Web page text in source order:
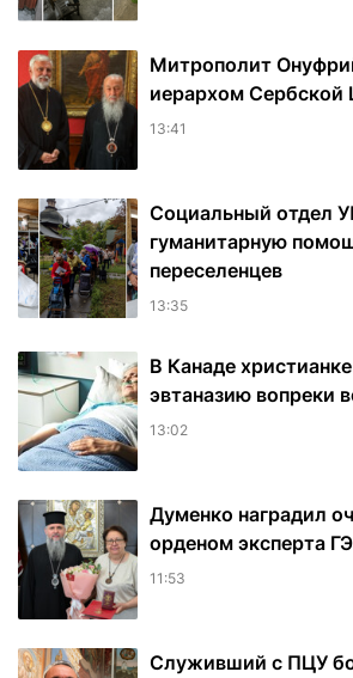
Митрополит
иерархом Сербской
13:41
Социальный отдел
гуманитарную
переселенцев
13:35
В Канаде
эвтаназию вопреки
13:02
Думенко наградил
орденом эксперта
11:53
Служивший с ПЦУ